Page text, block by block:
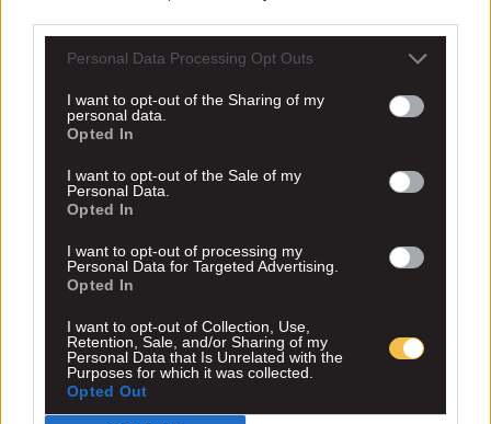
Personal Data Processing Opt Outs
I want to opt-out of the Sharing of my
personal data.
Opted In
I want to opt-out of the Sale of my
Personal Data.
Opted In
I want to opt-out of processing my
Personal Data for Targeted Advertising.
Opted In
I want to opt-out of Collection, Use,
Retention, Sale, and/or Sharing of my
Personal Data that Is Unrelated with the
Purposes for which it was collected.
Opted Out